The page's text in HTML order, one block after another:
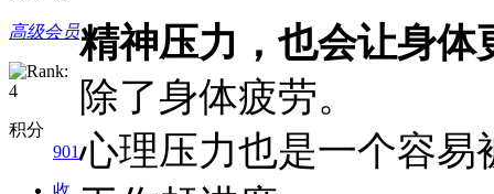
高级会员
积分
901
收
精神压力，也会让身体
除了身体疲劳。
心理压力也是一个容易